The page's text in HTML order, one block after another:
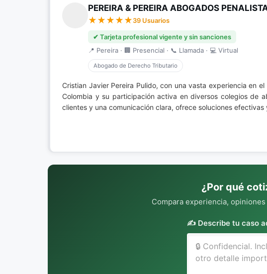
PEREIRA & PEREIRA ABOGADOS
39 Usuarios
✔ Tarjeta profesional vigente y sin sanciones
📍 Pereira · 🏢 Presencial · 📞 Llamada · 💻 Virtual
Abogado de Derecho Tributario
Cristian Javier Pereira Pulido, con una vasta experiencia en
Colombia y su participación activa en diversos colegios de
clientes y una comunicación clara, ofrece soluciones
¿Por qué
Compara experiencia,
✍️ Describe tu caso